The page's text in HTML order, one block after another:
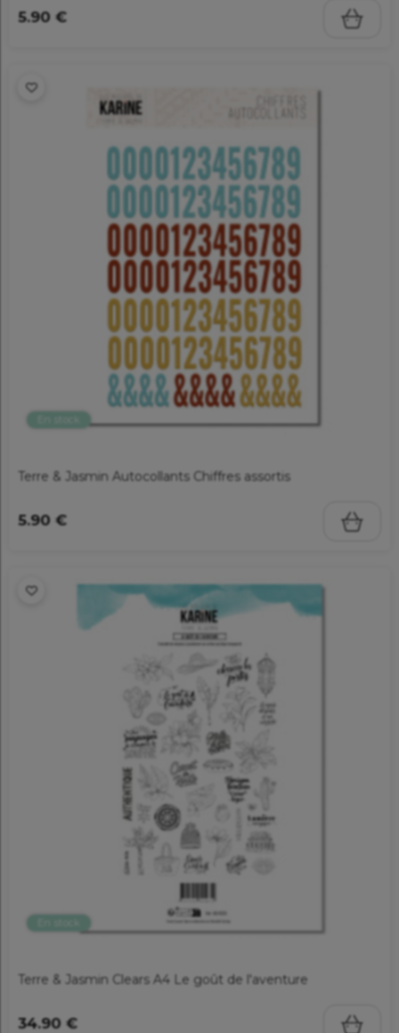
5.90 €
Terre & Jasmin Autocollants Chiffres assortis
5.90 €
Terre & Jasmin Clears A4 Le goût de l'aventure
34.90 €